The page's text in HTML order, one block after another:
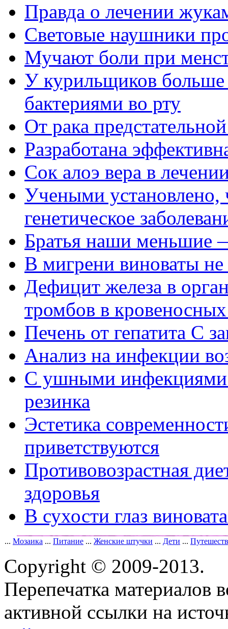
Правда о лечении
Световые наушники
Мучают боли при
У курильщиков
бактериями во рту
От рака
Разработана
Сок алоэ вера в
Учеными установлено,
генетическое
Братья наши меньшие
В мигрени виноваты не
Дефицит железа в
тромбов в
Печень от гепатита С
Анализ на инфекции
С ушными инфекциями
резинка
Эстетика
приветствуются
Противовозрастная
здоровья
В сухости глаз
... Мозаика ... Питание ... Женские штучки ... Дети ...
Copyright © 2009-2013.
Перепечатка материалов
активной ссылки на